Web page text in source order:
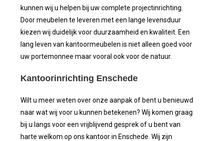
kunnen wij u helpen bij uw complete projectinrichting.
Door meubelen te leveren met een lange levensduur
kiezen wij duidelijk voor duurzaamheid en kwaliteit. Een
lang leven van kantoormeubelen is niet alleen goed voor
uw portemonnee maar vooral ook voor de natuur.
Kantoorinrichting Enschede
Wilt u meer weten over onze aanpak of bent u benieuwd
naar wat wij voor u kunnen betekenen? Wij komen graag
bij u langs voor een vrijblijvend gesprek of u bent van
harte welkom op ons kantoor in Enschede. Wij zijn